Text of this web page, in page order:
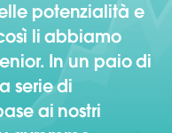
potenzialità e
li abbiamo
In un paio di
serie di
ai nostri